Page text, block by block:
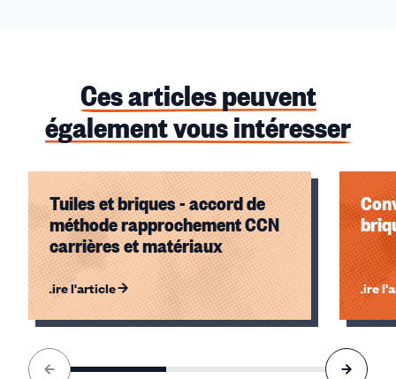
Ces articles peuvent
également vous intéresser
Tuiles et briques - accord de
méthode rapprochement CCN
carrières et matériaux
Lire l'article Lire